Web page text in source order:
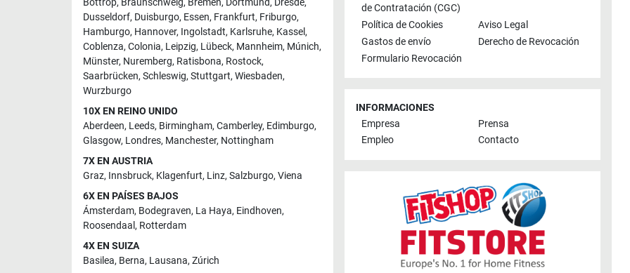
Dusseldorf, Duisburgo, Essen, Frankfurt, Friburgo,
Hamburgo, Hannover, Ingolstadt, Karlsruhe, Kassel,
Coblenza, Colonia, Leipzig, Lübeck, Mannheim, Múnich,
Münster, Nuremberg, Ratisbona, Rostock,
Saarbrücken, Schleswig, Stuttgart, Wiesbaden,
Wurzburgo
10X EN REINO UNIDO
Aberdeen, Leeds, Birmingham, Camberley, Edimburgo,
Glasgow, Londres, Manchester, Nottingham
7X EN AUSTRIA
Graz, Innsbruck, Klagenfurt, Linz, Salzburgo, Viena
6X EN PAÍSES BAJOS
Ámsterdam, Bodegraven, La Haya, Eindhoven,
Roosendaal , Rotterdam
4X EN SUIZA
Basilea, Berna, Lausana, Zúrich
de Contratación (CGC)
Política de Cookies
Aviso Legal
Gastos de envío
Derecho de Revocación
Formulario Revocación
INFORMACIONES
Empresa
Prensa
Empleo
Contacto